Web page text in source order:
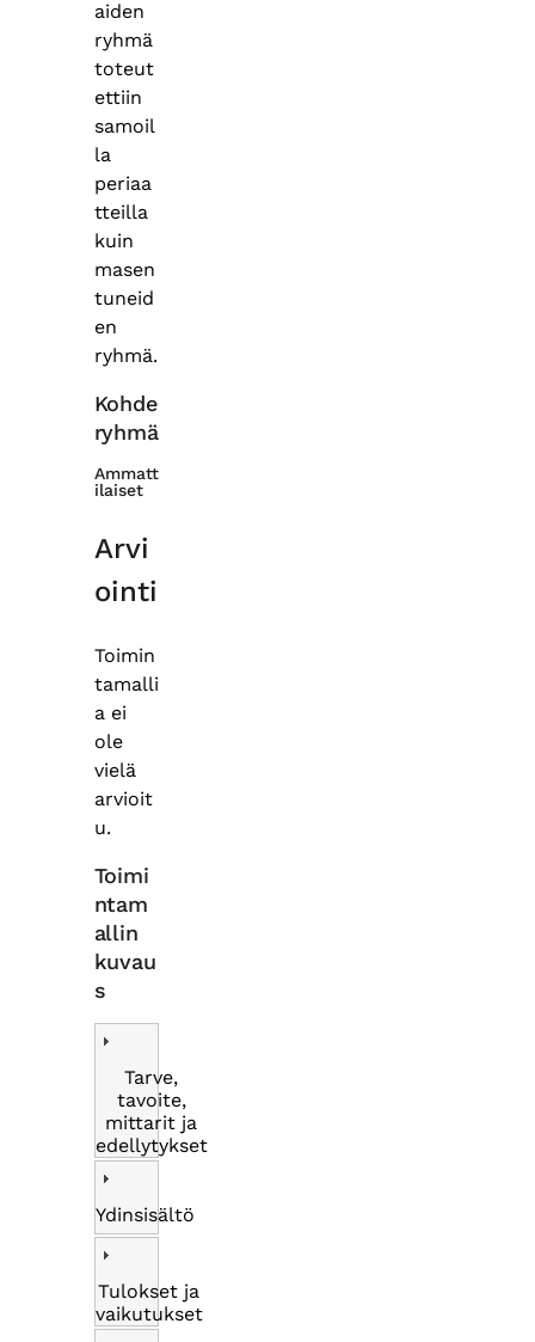
aiden
ryhmä
toteut
ettiin
samoil
la
periaa
tteilla
kuin
masen
tuneid
en
ryhmä.
Kohde
ryhmä
Ammatt
ilaiset
Arvi
ointi
Toimin
tamalli
a ei
ole
vielä
arvioit
u.
Toimi
ntam
allin
kuvau
s
Tarve,
tavoite,
mittarit ja
edellytykset
Ydinsisältö
Tulokset ja
vaikutukset